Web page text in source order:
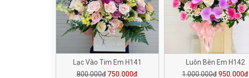
Lạc Vào Tim Em H141
800.000đ 750.000đ
Luôn Bên Em H142
1.000.000đ 950.000đ